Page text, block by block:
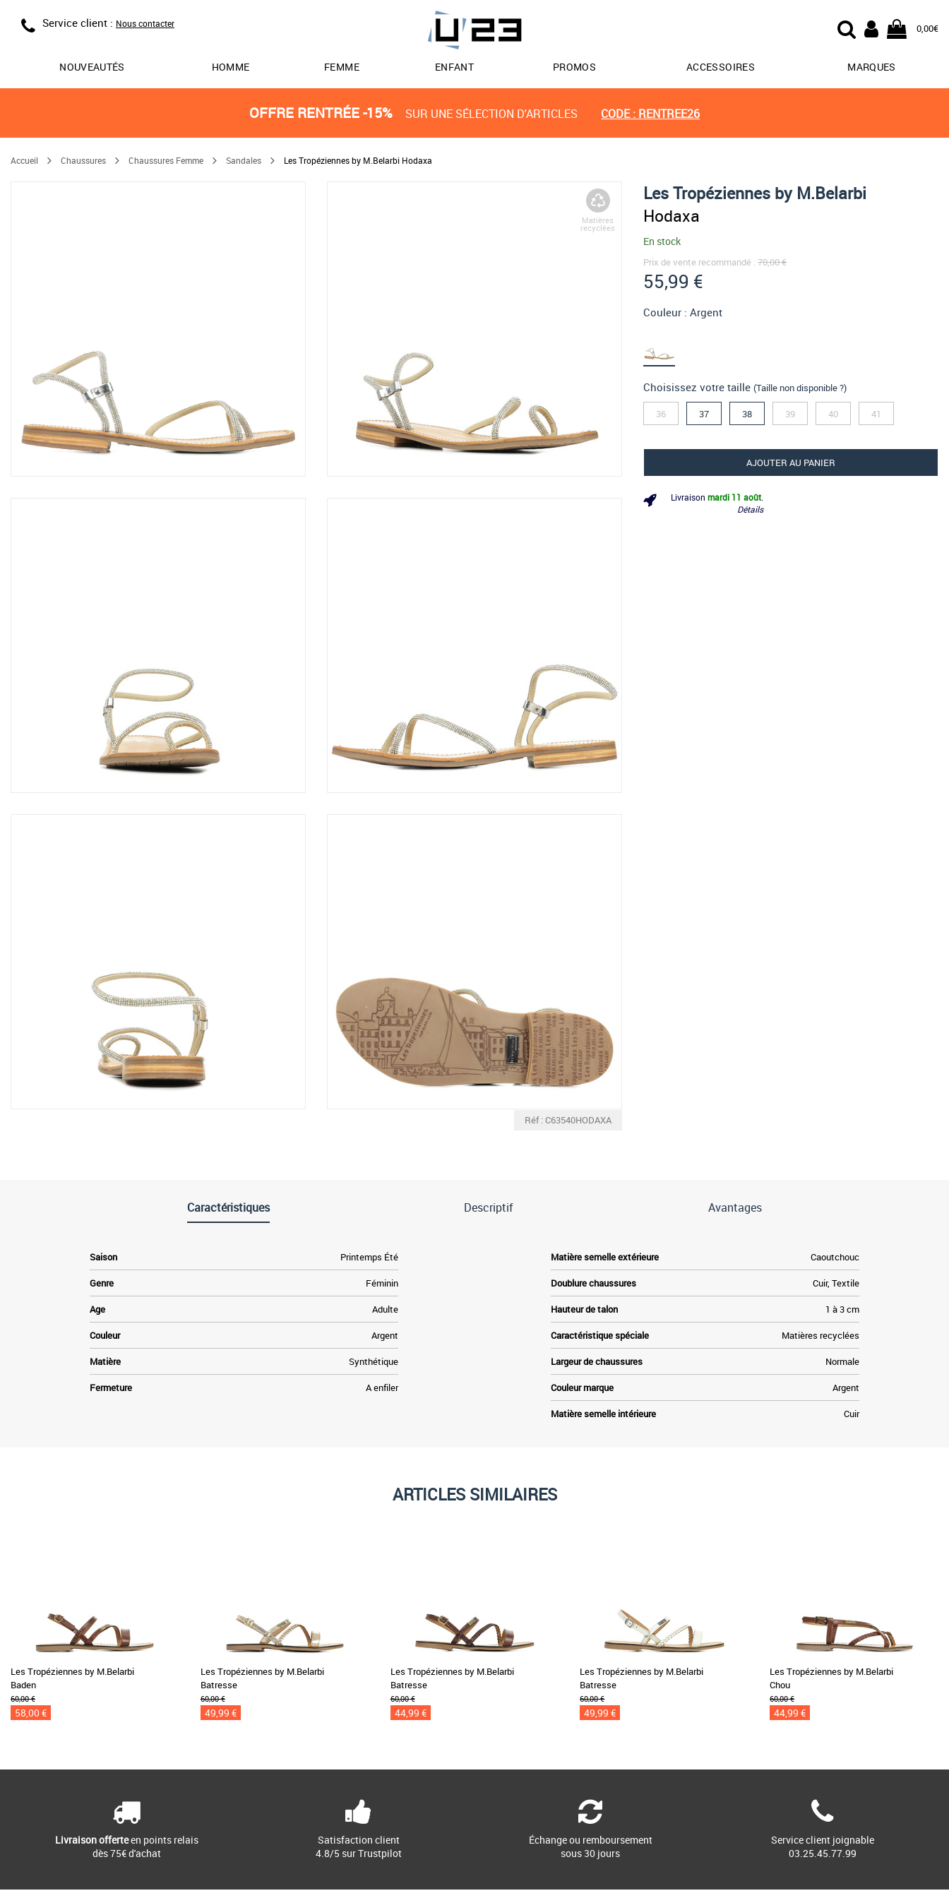
Service client : Nous contacter 0,00€
NOUVEAUTÉS HOMME FEMME ENFANT PROMOS ACCESSOIRES MARQUES
OFFRE RENTRÉE -15% SUR UNE SÉLECTION D'ARTICLES CODE : RENTREE26
Accueil Chaussures Chaussures Femme Sandales Les Tropéziennes by M.Belarbi Hodaxa
Matières
recyclées
Réf : C63540HODAXA
Les Tropéziennes by M.Belarbi
Hodaxa
En stock
Prix de vente recommandé : 70,00 €
55,99 €
Couleur : Argent
Choisissez votre taille (Taille non disponible ?)
36 37 38 39 40 41
AJOUTER AU PANIER
Livraison mardi 11 août
Détails
Caractéristiques Descriptif Avantages
Saison Printemps Été
Genre Féminin
Age Adulte
Couleur Argent
Matière Synthétique
Fermeture A enfiler
Matière semelle extérieure Caoutchouc
Doublure chaussures Cuir, Textile
Hauteur de talon 1 à 3 cm
Caractéristique spéciale Matières recyclées
Largeur de chaussures Normale
Couleur marque Argent
Matière semelle intérieure Cuir
ARTICLES SIMILAIRES
Les Tropéziennes by M.Belarbi
Baden
60,00 €
58,00 €
Les Tropéziennes by M.Belarbi
Batresse
60,00 €
49,99 €
Les Tropéziennes by M.Belarbi
Batresse
60,00 €
44,99 €
Les Tropéziennes by M.Belarbi
Batresse
60,00 €
49,99 €
Les Tropéziennes by M.Belarbi
Chou
60,00 €
44,99 €
Livraison offerteen points relais
dès 75€ d'achat
Satisfaction client
4.8/5 sur Trustpilot
Échange ou remboursement
sous 30 jours
Service client joignable
03.25.45.77.99